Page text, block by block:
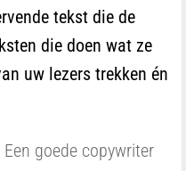
tekst die de
die doen wat ze
uw lezers trekken én
goede copywriter